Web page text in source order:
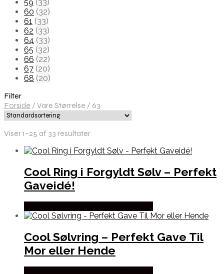
59 (33)
60 (32)
61 (33)
62 (33)
64 (33)
65 (32)
66 (22)
67 (20)
68 (20)
Filter
Forside / Vare Størrelse / 63
Viser 1–25 af 33 resultater
Cool Ring i Forgyldt Sølv – Perfekt
Gaveidé!
Cool Sølvring – Perfekt Gave Til
Mor eller Hende